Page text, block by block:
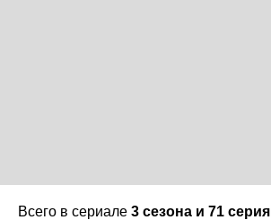
Всего в сериале 3 сезона и 71 серия